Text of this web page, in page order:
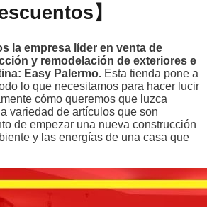
】
la empresa líder en venta de
y remodelación de exteriores e
Easy Palermo. Esta tienda pone a
lo que necesitamos para hacer lucir
cómo queremos que luzca
variedad de artículos que son
de empezar una nueva construcción
y las energías de una casa que